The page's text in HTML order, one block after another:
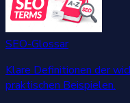
SEO-Glossar
Klare Definitionen der
praktischen Beispielen.